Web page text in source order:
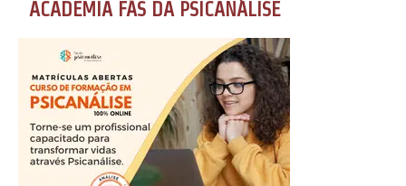
ACADEMIA FÃS DA PSICANÁLISE